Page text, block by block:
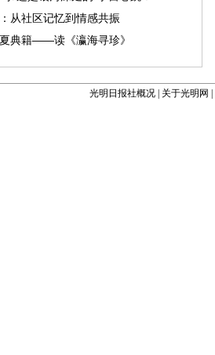
光明日报社概况 关于光明网